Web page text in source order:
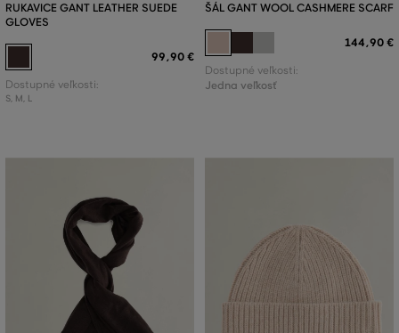
RUKAVICE GANT LEATHER SUEDE
GLOVES
99,90 €
Dostupné veľkosti:
S, M, L
ŠÁL GANT WOOL CASHMERE SCARF
144,90 €
Dostupné veľkosti:
Jedna veľkosť